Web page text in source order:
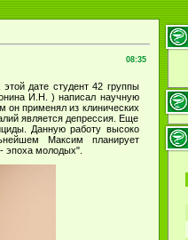
08:35
дате студент 42 группы
И.Н. ) написал научную
он применял из клинических
является депрессия. Еще
Данную работу высоко
Максим планирует
эпоха молодых".